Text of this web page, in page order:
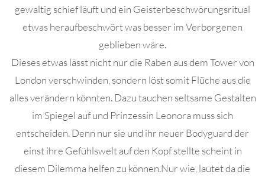
gewaltig schief läuft und ein Geisterbeschwörungsritual
etwas heraufbeschwört was besser im Verborgenen
geblieben wäre.
Dieses etwas lässt nicht nur die Raben aus dem Tower von
London verschwinden, sondern löst somit Flüche aus die
alles verändern könnten. Dazu tauchen seltsame Gestalten
im Spiegel auf und Prinzessin Leonora muss sich
entscheiden. Denn nur sie und ihr neuer Bodyguard der
einst ihre Gefühlswelt auf den Kopf stellte scheint in
diesem Dilemma helfen zu können.Nur wie, lautet da die